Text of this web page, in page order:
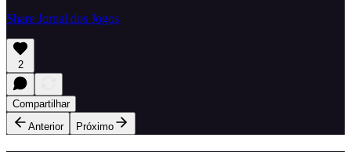
Share Jornal dos Jogos
2
Compartilhar
Anterior
Próximo